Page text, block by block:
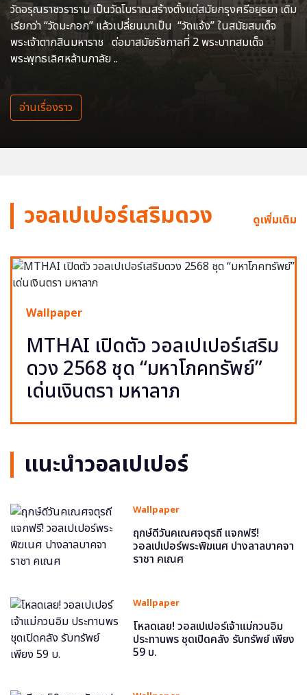
วัดอรุณราชวราราม เป็นวัดโบราณสร้างตั้งแต่สมัยกรุงศรีอยุธยา เดิม
เรียกว่า “วัดมะกอก” แล้วเปลี่ยนมาเป็น “วัดแจ้ง” ในสมัยสมเด็จ
พระเจ้าตากสินมหาราช ต่อมาสมัยรัชกาลที่ 2 พระบาทสมเด็จ
พระพุทธเลิศหล้านภาลัย ..
อ่านเรื่องราว
วอลเปเปอร์เสริมดวง ดูเพิ่มเติม
Wallpaper
MTHAI เปิดตัว วอลเปเปอร์เสริม
ดวง 2568 ชุด “มหาโภคทรัพย์”
เด่นเงินตรา มหาลาภ
แนะนำวอลเปเปอร์
Wallpaper
ฤกษ์ดีวันคเณศจตุรถี แจกฟรี!
วอลเปเปอร์พระพิฆเนศ ปางลาลบาคจา
ราชา คเณศ
Wallpaper
โหลดเลย! วอลเปเปอร์เจ้าแม่กวนอิม
ประทานพร ชุดเปิดคลัง รับทรัพย์ เพียง
59 บ.